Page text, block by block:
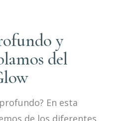
y
del
En esta
de los diferentes